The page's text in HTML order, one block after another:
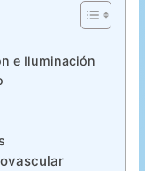
e Iluminación